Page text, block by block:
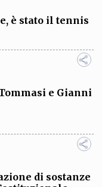
è stato il tennis
e Gianni
di sostanze